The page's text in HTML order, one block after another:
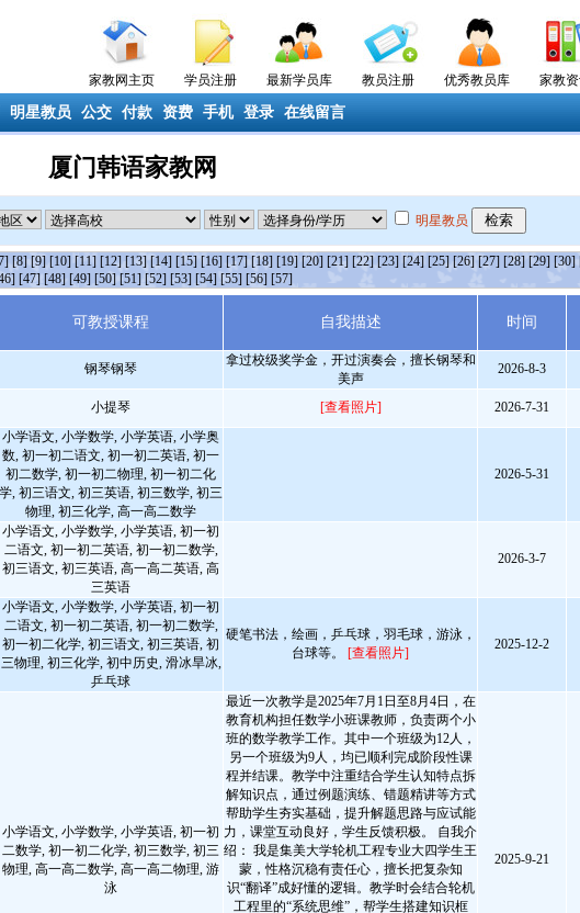
家教网主页 学员注册 最新学员库 教员注册 优秀教员库 家教
明星教员 公交 付款 资费 手机 登录 在线留言
厦门韩语家教网
明星教员
[8] [9] [10] [11] [12] [13] [14] [15] [16] [17] [18] [19] [20] [21] [22] [23] [24] [25] [26] [27] [28] [29] [30]
[47] [48] [49] [50] [51] [52] [53] [54] [55] [56] [57]
可教授课程 自我描述 时间
钢琴钢琴
拿过校级奖学金，开过演奏会，擅长钢琴和
美声
2026-8-3
小提琴 [查看照片] 2026-7-31
小学语文, 小学数学, 小学英语, 小学奥
数, 初一初二语文, 初一初二英语, 初一
初二数学, 初一初二物理, 初一初二化
学, 初三语文, 初三英语, 初三数学, 初三
物理, 初三化学, 高一高二数学
2026-5-31
小学语文, 小学数学, 小学英语, 初一初
二语文, 初一初二英语, 初一初二数学,
初三语文, 初三英语, 高一高二英语, 高
三英语
2026-3-7
小学语文, 小学数学, 小学英语, 初一初
二语文, 初一初二英语, 初一初二数学,
初一初二化学, 初三语文, 初三英语, 初
三物理, 初三化学, 初中历史, 滑冰旱冰,
乒乓球
硬笔书法，绘画，乒乓球，羽毛球，游泳，
台球等。 [查看照片]
2025-12-2
小学语文, 小学数学, 小学英语, 初一初
二数学, 初一初二化学, 初三数学, 初三
物理, 高一高二数学, 高一高二物理, 游
泳
最近一次教学是2025年7月1日至8月4日，在
教育机构担任数学小班课教师，负责两个小
班的数学教学工作。其中一个班级为12人，
另一个班级为9人，均已顺利完成阶段性课
程并结课。教学中注重结合学生认知特点拆
解知识点，通过例题演练、错题精讲等方式
帮助学生夯实基础，提升解题思路与应试能
力，课堂互动良好，学生反馈积极。 自我介
绍： 我是集美大学轮机工程专业大四学生王
蒙，性格沉稳有责任心，擅长把复杂知
识“翻译”成好懂的逻辑。教学时会结合轮机
工程里的“系统思维”，帮学生搭建知识框
2025-9-21